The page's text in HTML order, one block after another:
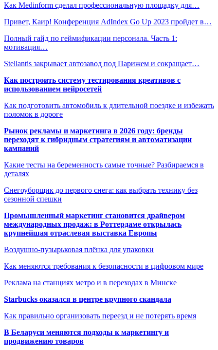
Как Medinform сделал профессиональную площадку для…
Привет, Каир! Конференция AdIndex Go Up 2023 пройдет в…
Полный гайд по геймификации персонала. Часть 1:
мотивация…
Stellantis закрывает автозавод под Парижем и сокращает…
Как построить систему тестирования креативов с
использованием нейросетей
Как подготовить автомобиль к длительной поездке и избежать
поломок в дороге
Рынок рекламы и маркетинга в 2026 году: бренды
переходят к гибридным стратегиям и автоматизации
кампаний
Какие тесты на беременность самые точные? Разбираемся в
деталях
Снегоуборщик до первого снега: как выбрать технику без
сезонной спешки
Промышленный маркетинг становится драйвером
международных продаж: в Роттердаме открылась
крупнейшая отраслевая выставка Европы
Воздушно-пузырьковая плёнка для упаковки
Как меняются требования к безопасности в цифровом мире
Реклама на станциях метро и в переходах в Минске
Starbucks оказался в центре крупного скандала
Как правильно организовать переезд и не потерять время
В Беларуси меняются подходы к маркетингу и
продвижению товаров